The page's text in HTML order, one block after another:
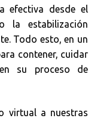
efectiva desde el
la estabilización
Todo esto, en un
contener, cuidar
su proceso de
virtual a nuestras